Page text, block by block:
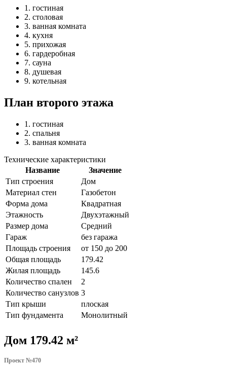
1. гостиная
2. столовая
3. ванная комната
4. кухня
5. прихожая
6. гардеробная
7. сауна
8. душевая
9. котельная
План второго этажа
1. гостиная
2. спальня
3. ванная комната
Технические характеристики
Название
Значение
Тип строения
Дом
Материал стен
Газобетон
Форма дома
Квадратная
Этажность
Двухэтажный
Размер дома
Средний
Гараж
без гаража
Площадь строения
от 150 до 200
Общая площадь
179.42
Жилая площадь
145.6
Количество спален
2
Количество санузлов 3
Тип крыши
плоская
Тип фундамента
Монолитный
Дом 179.42 м²
Проект №470